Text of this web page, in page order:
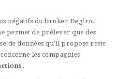
négatifs du broker Degiro.
permet de prélever que des
de données qu’il propose reste
les compagnies